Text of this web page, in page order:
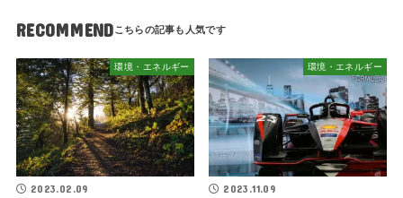
RECOMMEND
環境・エネルギー
2023.02.09
環境・エネルギー
2023.11.09